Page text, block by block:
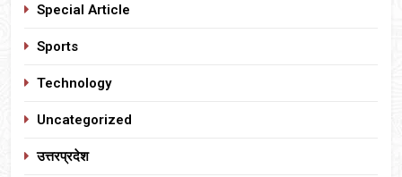
Special Article
Sports
Technology
Uncategorized
उत्तरप्रदेश